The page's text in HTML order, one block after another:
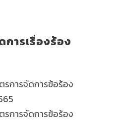
ารเรื่องร้อง
รการจัดการข้อร้อง
รการจัดการข้อร้อง